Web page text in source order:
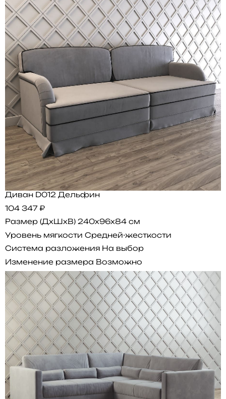
Диван D012 Дельфин
104 347 ₽
Размер (ДхШхВ) 240x96x84 см
Уровень мягкости Средней-жесткости
Система разложения На выбор
Изменение размера Возможно